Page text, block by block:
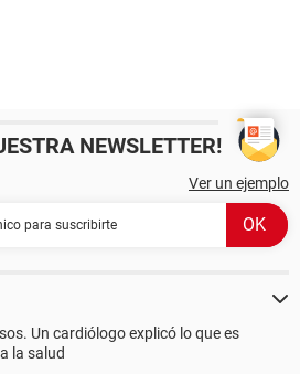
NEWSLETTER!
Ver un ejemplo
Un cardiólogo explicó lo que es
la salud